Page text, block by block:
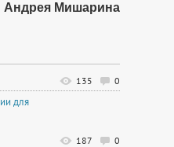
Андрея Мишарина
0
135
для
0
187